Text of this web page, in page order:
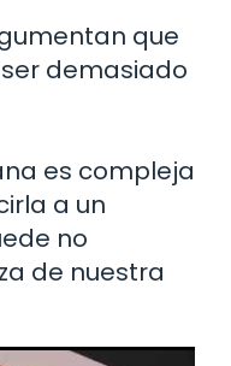
que
demasiado
es compleja
a un
no
de nuestra